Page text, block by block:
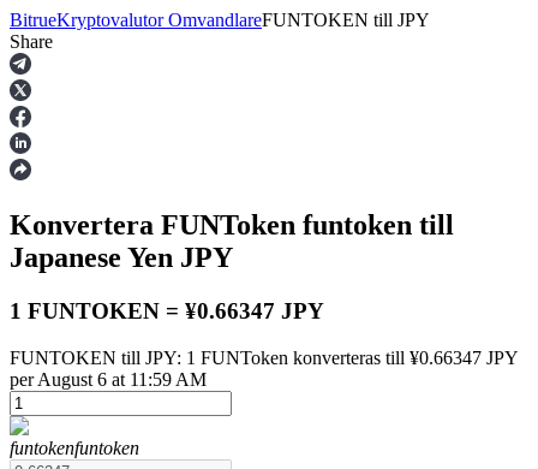
Terminer
USDT Futures
BitrueKryptovalutor OmvandlareFUNTOKEN till JPY
Share
Konvertera FUNToken funtoken till
Japanese Yen JPY
1 FUNTOKEN = ¥0.66347 JPY
FUNTOKEN till JPY: 1 FUNToken konverteras till ¥0.66347 JPY
per August 6 at 11:59 AM
funtokenfuntoken